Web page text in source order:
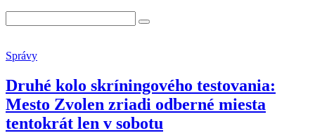
Správy
Druhé kolo skríningového testovania:
Mesto Zvolen zriadi odberné miesta
tentokrát len v sobotu